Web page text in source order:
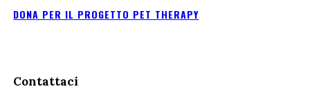
DONA PER IL PROGETTO PET THERAPY
Contattaci